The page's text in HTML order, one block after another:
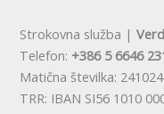
Strokovna služba |
Telefon: +386 5 6646
Matična številka:
TRR: IBAN SI56 1010